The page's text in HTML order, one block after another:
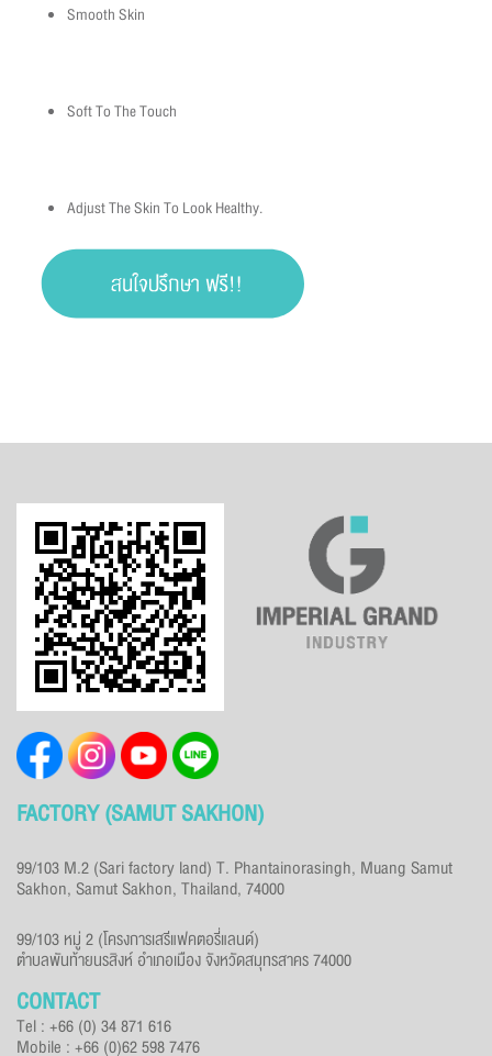
Smooth Skin
Soft To The Touch
Adjust The Skin To Look Healthy.
FACTORY (SAMUT SAKHON)
99/103 M.2 (Sari factory land) T. Phantainorasingh, Muang Samut
Sakhon, Samut Sakhon, Thailand, 74000
99/103 หมู่ 2 (โครงการเสรีแฟคตอรี่แลนด์)
ตำบลพันท้ายนรสิงห์ อำเภอเมือง จังหวัดสมุทรสาคร 74000
CONTACT
Tel : +66 (0) 34 871 616
Mobile : +66 (0)62 598 7476